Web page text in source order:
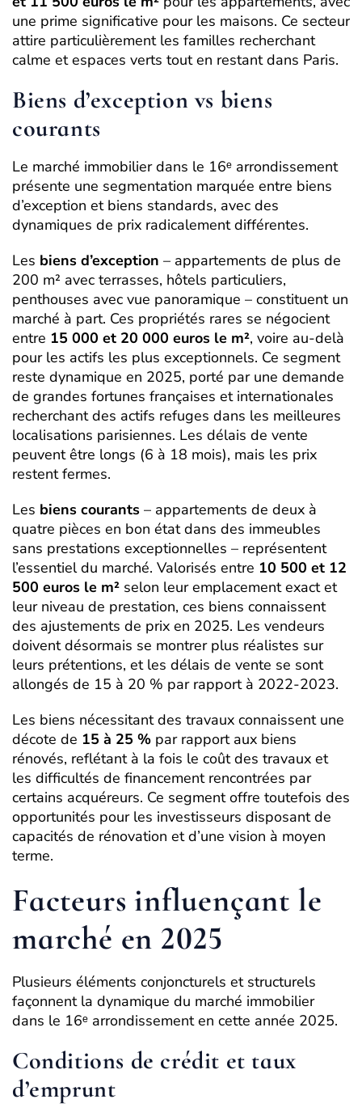
une prime significative pour les maisons. Ce secteur
attire particulièrement les familles recherchant
calme et espaces verts tout en restant dans Paris.
Biens d’exception vs biens
courants
Le marché immobilier dans le 16ᵉ arrondissement
présente une segmentation marquée entre biens
d’exception et biens standards, avec des
dynamiques de prix radicalement différentes.
Les biens d’exception – appartements de plus de
200 m² avec terrasses, hôtels particuliers,
penthouses avec vue panoramique – constituent un
marché à part. Ces propriétés rares se négocient
entre 15 000 et 20 000 euros le m², voire au-delà
pour les actifs les plus exceptionnels. Ce segment
reste dynamique en 2025, porté par une demande
de grandes fortunes françaises et internationales
recherchant des actifs refuges dans les meilleures
localisations parisiennes. Les délais de vente
peuvent être longs (6 à 18 mois), mais les prix
restent fermes.
Les biens courants – appartements de deux à
quatre pièces en bon état dans des immeubles
sans prestations exceptionnelles – représentent
l’essentiel du marché. Valorisés entre 10 500 et 12
500 euros le m² selon leur emplacement exact et
leur niveau de prestation, ces biens connaissent
des ajustements de prix en 2025. Les vendeurs
doivent désormais se montrer plus réalistes sur
leurs prétentions, et les délais de vente se sont
allongés de 15 à 20 % par rapport à 2022-2023.
Les biens nécessitant des travaux connaissent une
décote de 15 à 25 % par rapport aux biens
rénovés, reflétant à la fois le coût des travaux et
les difficultés de financement rencontrées par
certains acquéreurs. Ce segment offre toutefois des
opportunités pour les investisseurs disposant de
capacités de rénovation et d’une vision à moyen
terme.
Facteurs influençant le
marché en 2025
Plusieurs éléments conjoncturels et structurels
façonnent la dynamique du marché immobilier
dans le 16ᵉ arrondissement en cette année 2025.
Conditions de crédit et taux
d’emprunt